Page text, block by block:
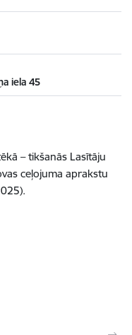
iela 45
– tikšanās Lasītāju
ceļojuma aprakstu